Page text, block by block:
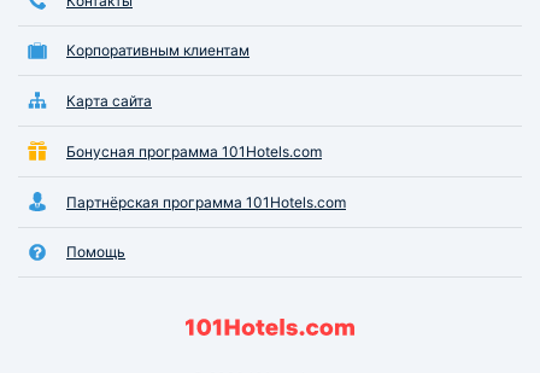
Корпоративным клиентам
Карта сайта
Бонусная программа 101Hotels.com
Партнёрская программа 101Hotels.com
Помощь